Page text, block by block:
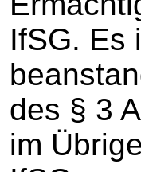
IfSG. Es
des § 3
im